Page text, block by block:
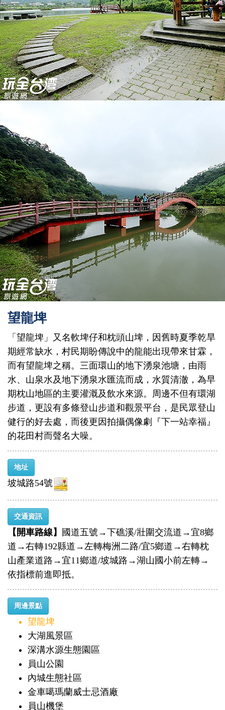
望龍埤
「望龍埤」又名軟埤仔和枕頭山埤，因舊時夏季乾旱
期經常缺水，村民期盼傳說中的龍能出現帶來甘霖，
而有望龍埤之稱。三面環山的地下湧泉池塘，由雨
水、山泉水及地下湧泉水匯流而成，水質清澈，為早
期枕山地區的主要灌溉及飲水來源。周邊不但有環湖
步道，更設有多條登山步道和觀景平台，是民眾登山
健行的好去處，而後更因拍攝偶像劇『下一站幸福』
的花田村而聲名大噪。
地址
坡城路54號
交通資訊
【開車路線】
國道五號→下礁溪/壯圍交流道→宜8鄉
道→右轉192縣道→左轉梅洲二路/宜5鄉道→右轉枕
山產業道路→宜11鄉道/坡城路→湖山國小前左轉→
依指標前進即抵。
周邊景點
望龍埤
大湖風景區
深溝水源生態園區
員山公園
內城生態社區
金車噶瑪蘭威士忌酒廠
員山機堡